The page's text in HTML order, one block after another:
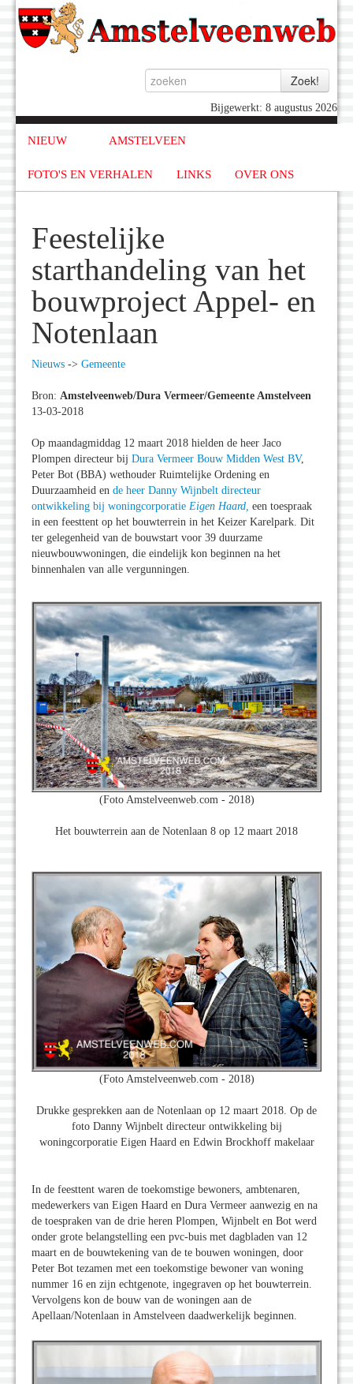
Bijgewerkt: 8 augustus 2026
NIEUW AMSTELVEEN
FOTO'S EN VERHALEN LINKS OVER ONS
Feestelijke
starthandeling van het
bouwproject Appel- en
Notenlaan
Nieuws -> Gemeente
Bron: Amstelveenweb/Dura Vermeer/Gemeente Amstelveen
13-03-2018
Op maandagmiddag 12 maart 2018 hielden de heer Jaco
Plompen directeur bij Dura Vermeer Bouw Midden West BV,
Peter Bot (BBA) wethouder Ruimtelijke Ordening en
Duurzaamheid en de heer Danny Wijnbelt directeur
ontwikkeling bij woningcorporatie Eigen Haard, een toespraak
in een feesttent op het bouwterrein in het Keizer Karelpark. Dit
ter gelegenheid van de bouwstart voor 39 duurzame
nieuwbouwwoningen, die eindelijk kon beginnen na het
binnenhalen van alle vergunningen.
(Foto Amstelveenweb.com - 2018)
Het bouwterrein aan de Notenlaan 8 op 12 maart 2018
(Foto Amstelveenweb.com - 2018)
Drukke gesprekken aan de Notenlaan op 12 maart 2018. Op de
foto Danny Wijnbelt directeur ontwikkeling bij
woningcorporatie Eigen Haard en Edwin Brockhoff makelaar
In de feesttent waren de toekomstige bewoners, ambtenaren,
medewerkers van Eigen Haard en Dura Vermeer aanwezig en na
de toespraken van de drie heren Plompen, Wijnbelt en Bot werd
onder grote belangstelling een pvc-buis met dagbladen van 12
maart en de bouwtekening van de te bouwen woningen, door
Peter Bot tezamen met een toekomstige bewoner van woning
nummer 16 en zijn echtgenote, ingegraven op het bouwterrein.
Vervolgens kon de bouw van de woningen aan de
Apellaan/Notenlaan in Amstelveen daadwerkelijk beginnen.